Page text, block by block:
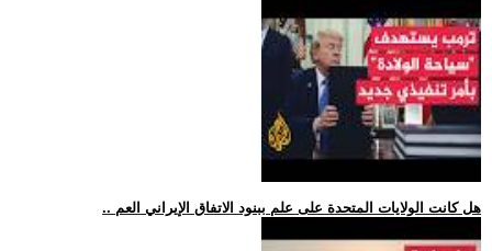
.. هل كانت الولايات المتحدة على علم ببنود الاتفاق الإيراني العم